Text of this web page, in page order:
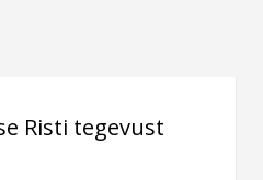
Risti tegevust